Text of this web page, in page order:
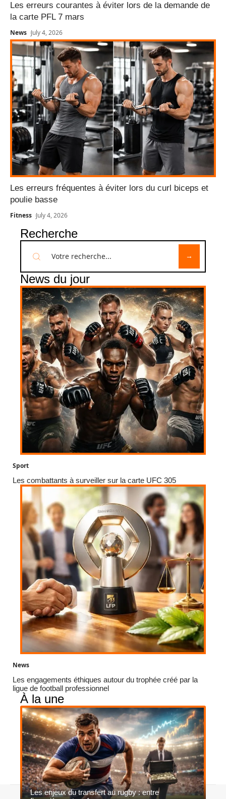
Les erreurs courantes à éviter lors de la demande de
la carte PFL 7 mars
News July 4, 2026
Les erreurs fréquentes à éviter lors du curl biceps et
poulie basse
Fitness July 4, 2026
Recherche
News du jour
Sport
Les combattants à surveiller sur la carte UFC 305
News
Les engagements éthiques autour du trophée créé par la
ligue de football professionnel
À la une
Les enjeux du transfert au rugby : entre